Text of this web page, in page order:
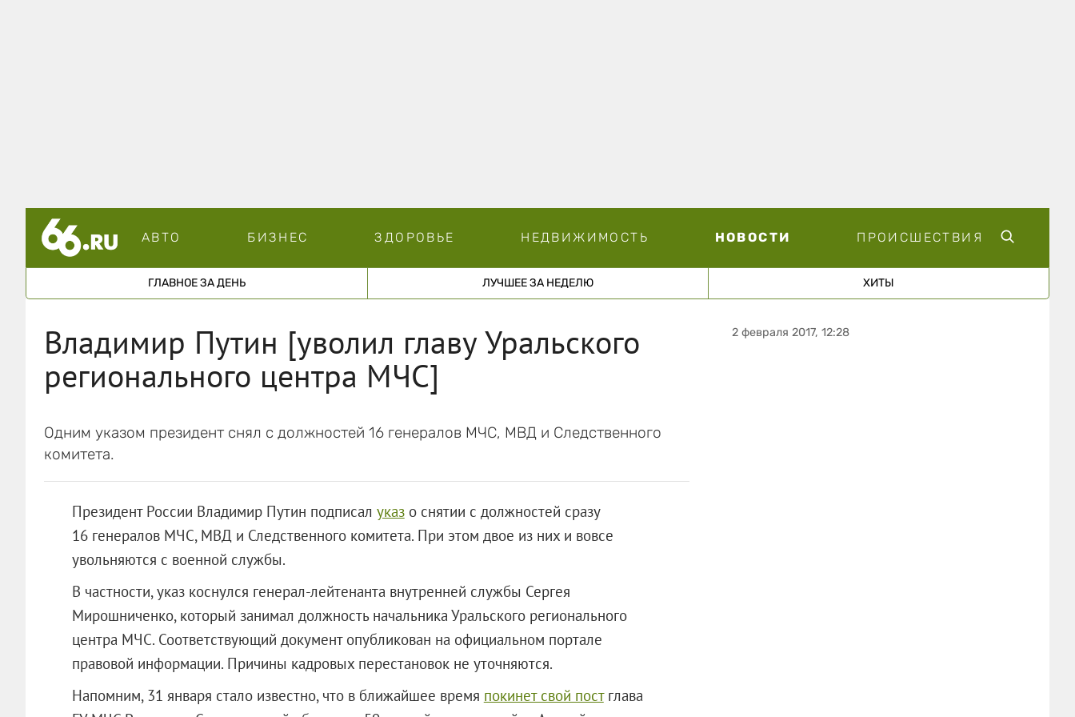
АВТО БИЗНЕС ЗДОРОВЬЕ НЕДВИЖИМОСТЬ НОВОСТИ ПРОИСШЕСТВИЯ
ГЛАВНОЕ ЗА ДЕНЬ ЛУЧШЕЕ ЗА НЕДЕЛЮ ХИТЫ
Владимир Путин [уволил главу Уральского
регионального центра МЧС]
Одним указом президент снял с должностей 16 генералов МЧС, МВД и Следственного
комитета.
Президент России Владимир Путин подписал указо снятии с должностей сразу
16 генералов МЧС, МВД и Следственного комитета. При этом двое из них и вовсе
увольняются с военной службы.
В частности, указ коснулся генерал-лейтенанта внутренней службы Сергея
Мирошниченко, который занимал должность начальника Уральского регионального
центра МЧС. Соответствующий документ опубликован на официальном портале
правовой информации. Причины кадровых перестановок не уточняются.
Напомним, 31 января стало известно, что в ближайшее время покинет свой постглава
2 февраля 2017, 12:28